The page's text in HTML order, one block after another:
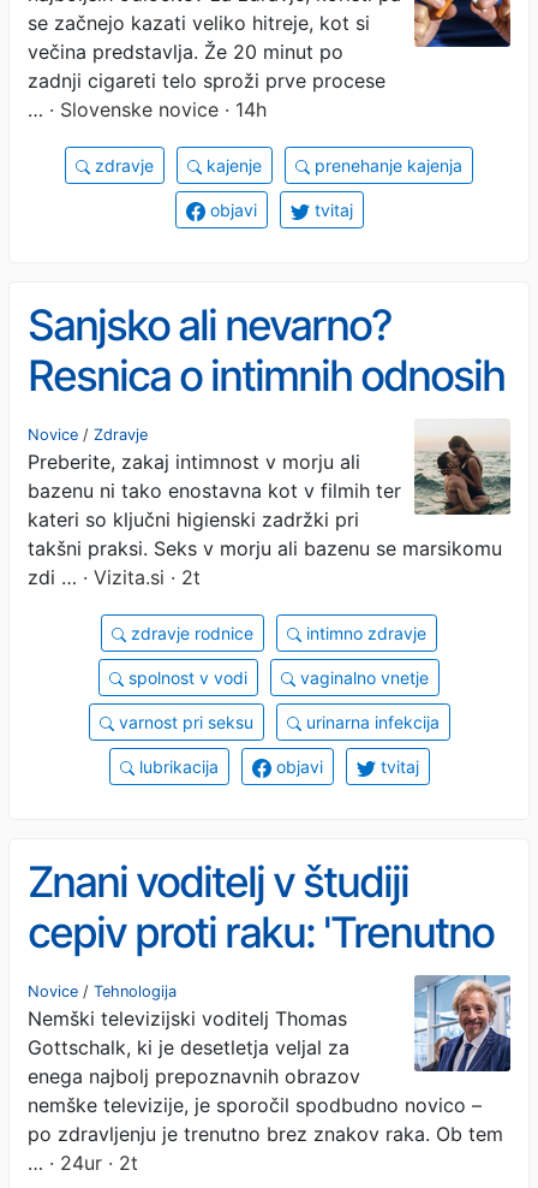
se začnejo kazati veliko hitreje, kot si
večina predstavlja. Že 20 minut po
zadnji cigareti telo sproži prve procese
… · Slovenske novice · 14h
zdravje kajenje prenehanje kajenja
objavi tvitaj
Sanjsko ali nevarno?
Resnica o intimnih odnosih
v vodi
Novice / Zdravje
Preberite, zakaj intimnost v morju ali
bazenu ni tako enostavna kot v filmih ter
kateri so ključni higienski zadržki pri
takšni praksi. Seks v morju ali bazenu se marsikomu
zdi … · Vizita.si · 2t
zdravje rodnice intimno zdravje
spolnost v vodi vaginalno vnetje
varnost pri seksu urinarna infekcija
lubrikacija objavi tvitaj
Znani voditelj v študiji
cepiv proti raku: 'Trenutno
sem zdrav'
Novice / Tehnologija
Nemški televizijski voditelj Thomas
Gottschalk, ki je desetletja veljal za
enega najbolj prepoznavnih obrazov
nemške televizije, je sporočil spodbudno novico –
po zdravljenju je trenutno brez znakov raka. Ob tem
… · 24ur · 2t